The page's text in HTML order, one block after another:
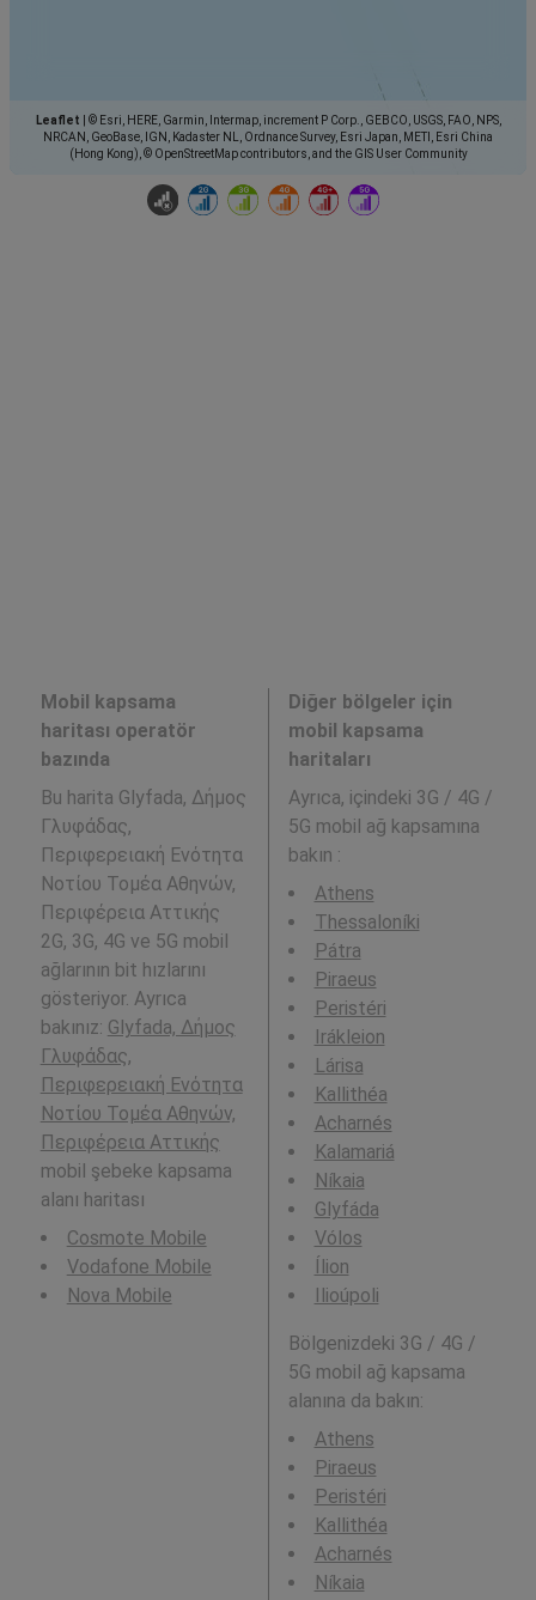
Leaflet
© Esri, HERE, Garmin, Intermap, increment P Corp., GEBCO, USGS, FAO, NPS,
NRCAN, GeoBase, IGN, Kadaster NL, Ordnance Survey, Esri Japan, METI, Esri China
(Hong Kong), © OpenStreetMap contributors, and the GIS User Community
Mobil kapsama
haritası operatör
bazında
Bu harita Glyfada, Δήμος
Γλυφάδας,
Περιφερειακή Ενότητα
Νοτίου Τομέα Αθηνών,
Περιφέρεια Αττικής
2G, 3G, 4G ve 5G mobil
ağlarının bit hızlarını
gösteriyor. Ayrıca
bakınız: Glyfada, Δήμος
Γλυφάδας,
Περιφερειακή Ενότητα
Νοτίου Τομέα Αθηνών,
Περιφέρεια Αττικής
mobil şebeke kapsama
alanı haritası
Cosmote Mobile
Vodafone Mobile
Nova Mobile
Diğer bölgeler için
mobil kapsama
haritaları
Ayrıca, içindeki 3G / 4G /
5G mobil ağ kapsamına
bakın :
Athens
Thessaloníki
Pátra
Piraeus
Peristéri
Irákleion
Lárisa
Kallithéa
Acharnés
Kalamariá
Níkaia
Glyfáda
Vólos
Ílion
Ilioúpoli
Bölgenizdeki 3G / 4G /
5G mobil ağ kapsama
alanına da bakın:
Athens
Piraeus
Peristéri
Kallithéa
Acharnés
Níkaia